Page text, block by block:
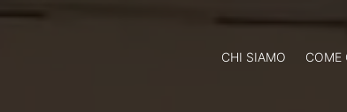
CHI SIAMO COME